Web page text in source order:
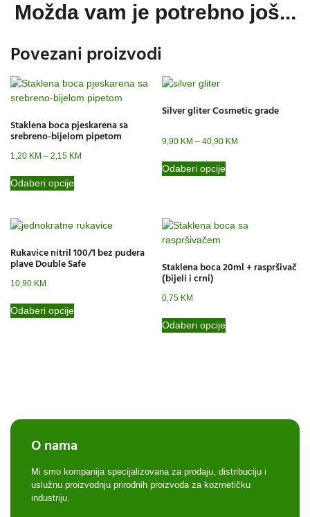
Možda vam je potrebno još...
Povezani proizvodi
Staklena boca pjeskarena sa
srebreno-bijelom pipetom
1,20 KM – 2,15 KM
Odaberi opcije
Silver gliter Cosmetic grade
9,90 KM – 40,90 KM
Odaberi opcije
Rukavice nitril 100/1 bez pudera
plave Double Safe
10,90 KM
Odaberi opcije
Staklena boca 20ml + raspršivač
(bijeli i crni)
0,75 KM
Odaberi opcije
O nama
Mi smo kompanija specijalizovana za prodaju, distribuciju i
uslužnu proizvodnju prirodnih proizvoda za kozmetičku
industriju.